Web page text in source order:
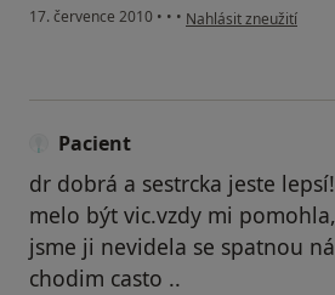
17. července 2010 • • • podle názoru uživatele
Nahlásit zneužití
Pacient
dr dobrá a sestrcka jeste
melo být vic.vzdy mi
jsme ji nevidela se spatnou
chodim casto ..